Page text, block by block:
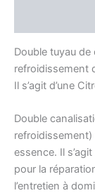
Double tuyau
refroidissement
Il s’agit d’une
Double
refroidissement)
essence. Il
pour la
l’entretien à